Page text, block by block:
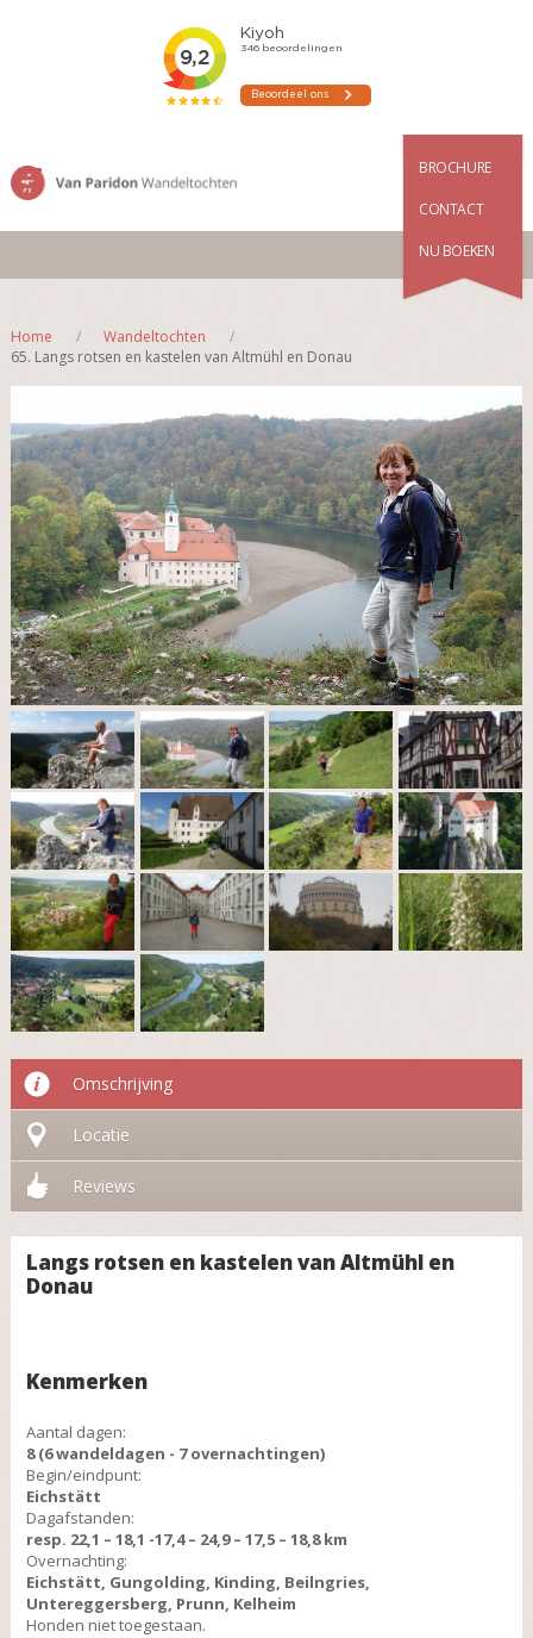
BROCHURE
CONTACT
NU BOEKEN
Home
Wandeltochten
65. Langs rotsen en kastelen van Altmühl en Donau
Omschrijving
Locatie
Reviews
Langs rotsen en kastelen van Altmühl en
Donau
Kenmerken
Aantal dagen:
8 (6 wandeldagen - 7 overnachtingen)
Begin/eindpunt:
Eichstätt
Dagafstanden:
resp. 22,1 – 18,1 -17,4 – 24,9 – 17,5 – 18,8 km
Overnachting:
Eichstätt, Gungolding, Kinding, Beilngries,
Untereggersberg, Prunn, Kelheim
Honden niet toegestaan.